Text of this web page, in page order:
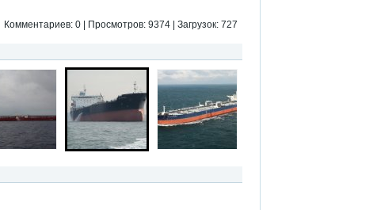
Комментариев: 0 | Просмотров: 9374 | Загрузок: 727